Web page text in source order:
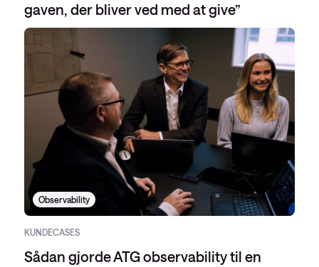
gaven, der bliver ved med at give”
Observability
KUNDECASES
Sådan gjorde ATG observability til en